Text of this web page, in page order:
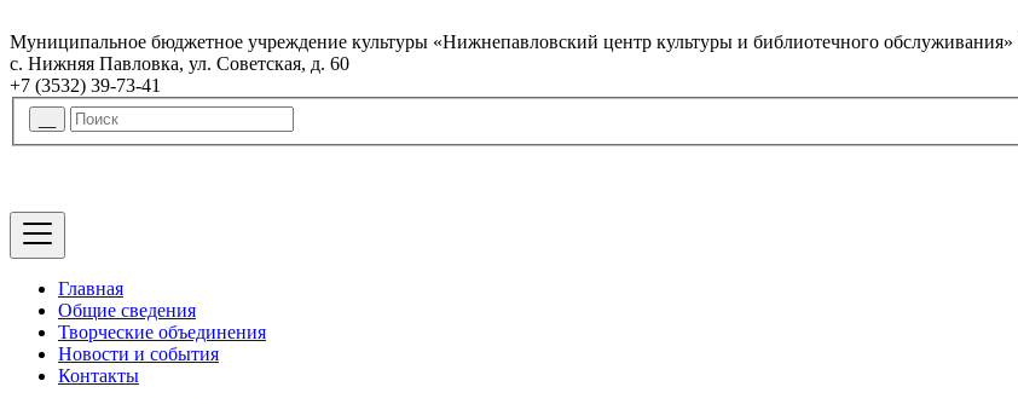
Муниципальное бюджетное учреждение культуры «Нижнепавловский центр культуры и библиотечного
с. Нижняя Павловка, ул. Советская, д. 60
+7 (3532) 39-73-41
Главная
Общие сведения
Творческие объединения
Новости и события
Контакты